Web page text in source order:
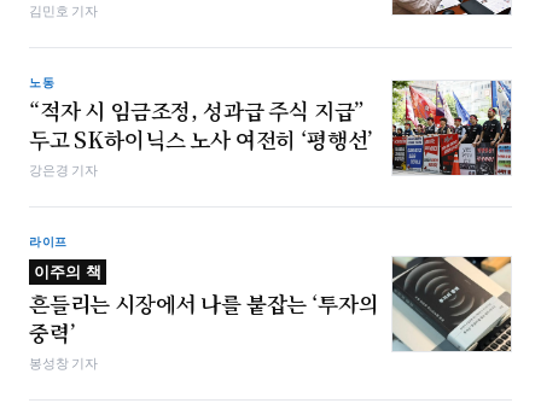
김민호 기자
노동
“적자 시 임금조정, 성과급 주식 지급”
두고 SK하이닉스 노사 여전히 ‘평행선’
강은경 기자
라이프
이주의 책
흔들리는 시장에서 나를 붙잡는 ‘투자의
중력’
봉성창 기자